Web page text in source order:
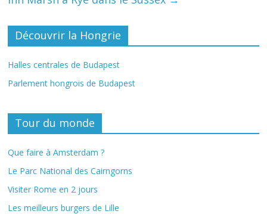
Découvrir la Hongrie
Halles centrales de Budapest
Parlement hongrois de Budapest
Tour du monde
Que faire à Amsterdam ?
Le Parc National des Cairngorns
Visiter Rome en 2 jours
Les meilleurs burgers de Lille